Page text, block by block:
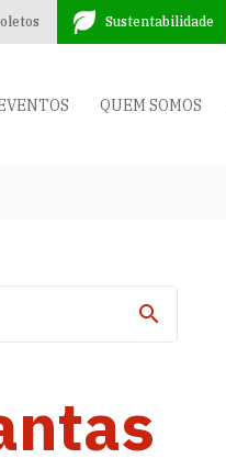
Sustentabilidade
QUEM SOMOS